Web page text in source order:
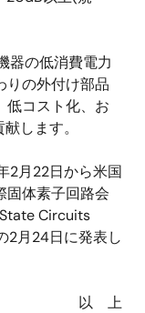
器の低消費電力
りの外付け部品
低コスト化、お
します。
2月22日から米国
固体素子回路会
Circuits
2月24日に発表し
以 上